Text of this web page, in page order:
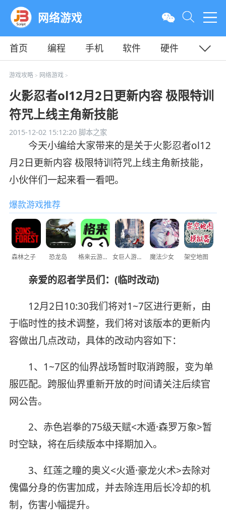
网络游戏
首页 编程 手机 软件
硬件
教程
平面
游戏攻略> 网络游戏>
火影忍者ol12月2日更新内容 极限特训
符咒上线主角新技能
2015-12-02 15:12:20脚本之家
今天小编给大家带来的是关于火影忍者ol12
月2日更新内容 极限特训符咒上线主角新技能，
小伙伴们一起来看一看吧。
爆款游戏推荐
森林之子 恐龙岛 格来云游戏 女巨人游乐场 魔法少女 架空地图
亲爱的忍者学员们：(临时改动)
12月2日10:30我们将对1~7区进行更新，由
于临时性的技术调整，我们将对该版本的更新内
容做出几点改动，具体的改动内容如下：
1、1~7区的仙界战场暂时取消跨服，变为单
服匹配。跨服仙界重新开放的时间请关注后续官
网公告。
2、赤色岩拳的75级天赋<木遁·森罗万象>暂
时空缺，将在后续版本中择期加入。
3、红莲之瞳的奥义<火遁·豪龙火术>去除对
傀儡分身的伤害加成，并去除连用后长冷却的机
制，伤害小幅提升。